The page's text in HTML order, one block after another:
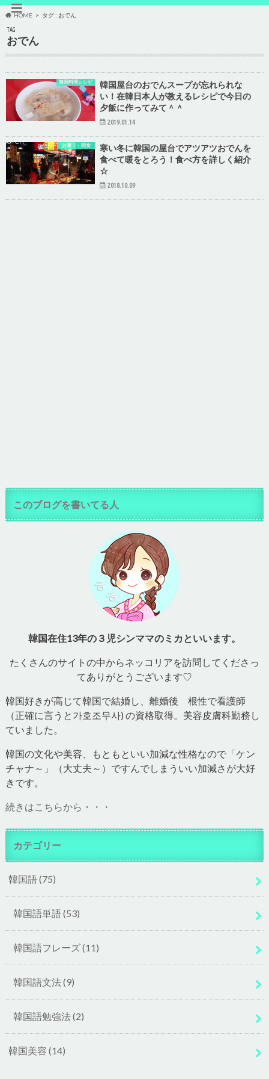
HOME タグ : おでん
TAG
おでん
韓国料理レシピ
韓国屋台のおでんスープが忘れられな
い！在韓日本人が教えるレシピで今日の
夕飯に作ってみて＾＾
2019.01.14
お菓子・間食
寒い冬に韓国の屋台でアツアツおでんを
食べて暖をとろう！食べ方を詳しく紹介
☆
2018.10.09
このブログを書いてる人
韓国在住13年の３児シンママのミカといいます。
たくさんのサイトの中からネッコリアを訪問してくださっ
てありがとうございます♡
韓国好きが高じて韓国で結婚し、離婚後 根性で看護師
（正確に言うと가호조무사) の資格取得。美容皮膚科勤務し
ていました。
韓国の文化や美容、もともといい加減な性格なので「ケン
チャナ～」（大丈夫～）ですんでしまういい加減さが大好
きです。
続きはこちらから・・・
カテゴリー
韓国語(75)
韓国語単語(53)
韓国語フレーズ(11)
韓国語文法(9)
韓国語勉強法(2)
韓国美容 (14)